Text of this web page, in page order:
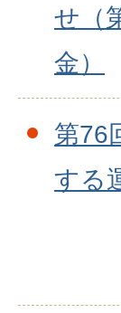
せ（
金）
第76
する